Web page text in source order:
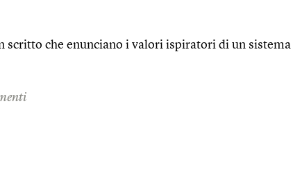
scritto che enunciano i valori ispiratori di un sistema